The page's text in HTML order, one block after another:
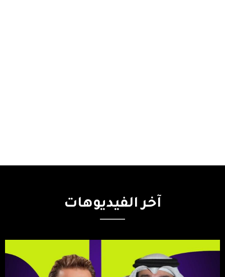
آخر الفيديوهات